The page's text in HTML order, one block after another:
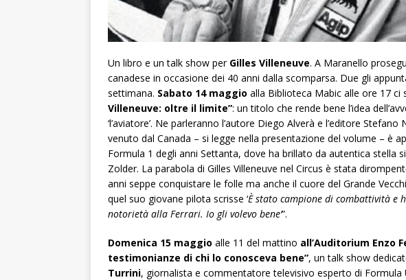
Un libro e un talk show per Gilles Villeneuve. A Maranello
canadese in occasione dei 40 anni dalla scomparsa. Due gli
settimana. Sabato 14 maggio alla Biblioteca Mabic alle ore 17 ci
Villeneuve: oltre il limite”: un titolo che rende bene l’idea
‘l’aviatore’. Ne parleranno l’autore Diego Alverà e l’editore
venuto dal Canada – si legge nella presentazione del volume – è
Formula 1 degli anni Settanta, dove ha brillato da autentica stella
Zolder. La parabola di Gilles Villeneuve nel Circus è stata
anni seppe conquistare le folle ma anche il cuore del Grande
quel suo giovane pilota scrisse ‘È stato campione di combattività e
notorietà alla Ferrari. Io gli volevo bene’”.
Domenica 15 maggio alle 11 del mattino all’Auditorium Enzo
testimonianze di chi lo conosceva bene”, un talk show
Turrini, giornalista e commentatore televisivo esperto di Formula